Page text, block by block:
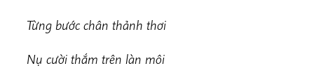
Từng bước chân thảnh thơi
Nụ cười thắm trên làn môi